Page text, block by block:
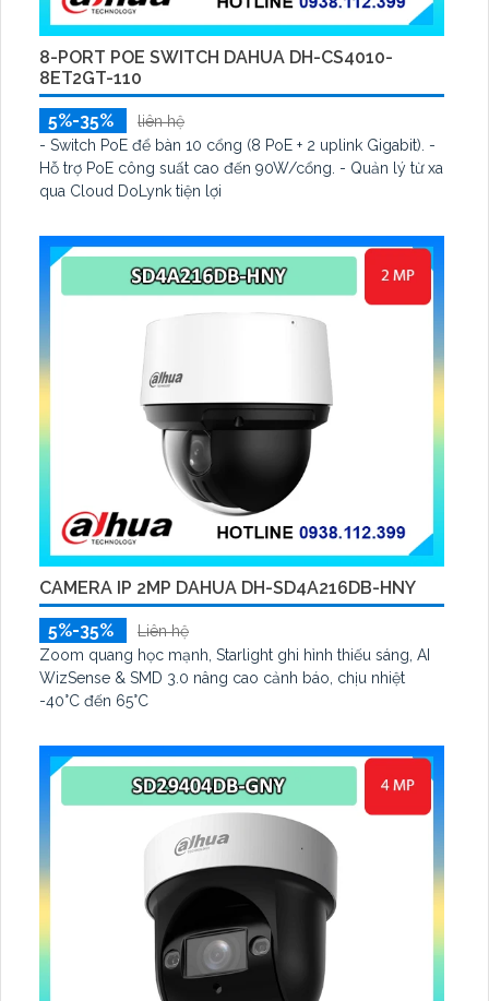
8-PORT POE SWITCH DAHUA DH-CS4010-
8ET2GT-110
5%-35%
liên hệ
- Switch PoE để bàn 10 cổng (8 PoE + 2 uplink Gigabit). -
Hỗ trợ PoE công suất cao đến 90W/cổng. - Quản lý từ xa
qua Cloud DoLynk tiện lợi
CAMERA IP 2MP DAHUA DH-SD4A216DB-HNY
5%-35%
Liên hệ
Zoom quang học mạnh, Starlight ghi hình thiếu sáng, AI
WizSense & SMD 3.0 nâng cao cảnh báo, chịu nhiệt
-40°C đến 65°C